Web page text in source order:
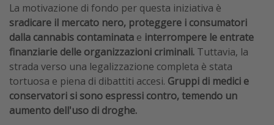
La motivazione di fondo per questa iniziativa è
sradicare il mercato nero, proteggere i consumatori
dalla cannabis contaminata e interrompere le entrate
finanziarie delle organizzazioni criminali. Tuttavia, la
strada verso una legalizzazione completa è stata
tortuosa e piena di dibattiti accesi. Gruppi di medici e
conservatori si sono espressi contro, temendo un
aumento dell'uso di droghe.